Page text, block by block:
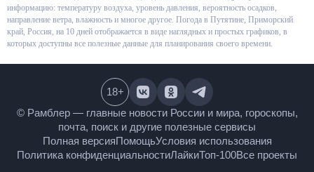
общие данные, но и очень подробную информацию: температуру воздуха,
уровень давления, вероятность осадков, направление ветра, влажность и
многое другое. Погода в Путятине, Приморский край, Россия, на 10 дней
отображается в виде наглядных и простых графиков, в которых доступны
© Рамблер — главные новости России и мира,
гороскопы, почта, поиск и другие полезные сервисы
Полная версияПомощьУсловия использования
18+